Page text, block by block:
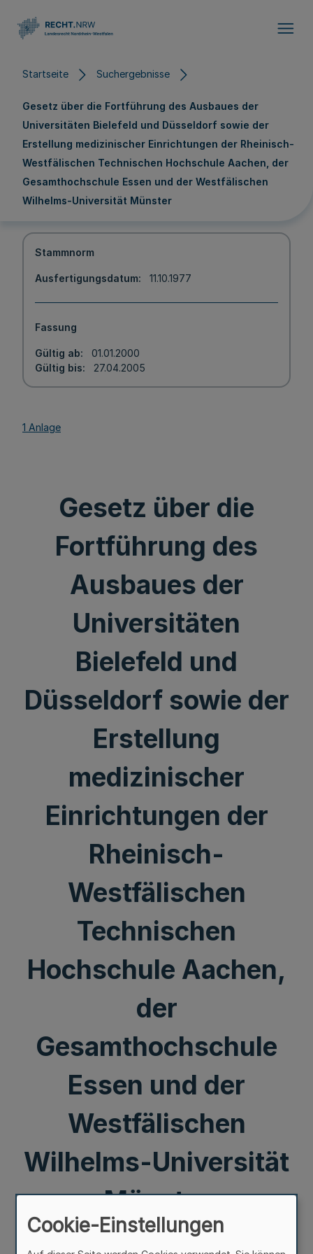
Startseite Suchergebnisse
Gesetz über die Fortführung des Ausbaues der
Universitäten Bielefeld und Düsseldorf sowie der
Erstellung medizinischer Einrichtungen der Rheinisch-
Westfälischen Technischen Hochschule Aachen, der
Gesamthochschule Essen und der Westfälischen
Wilhelms-Universität Münster
Stammnorm
Ausfertigungsdatum 11.10.1977
Fassung
Gültig ab
01.01.2000
Gültig bis
27.04.2005
1 Anlage
Gesetz über die
Fortführung des
Ausbaues der
Universitäten
Bielefeld und
Düsseldorf sowie der
Erstellung
medizinischer
Einrichtungen der
Rheinisch-
Westfälischen
Technischen
Hochschule Aachen,
der
Gesamthochschule
Essen und der
Westfälischen
Wilhelms-Universität
Münster
Cookie-Einstellungen